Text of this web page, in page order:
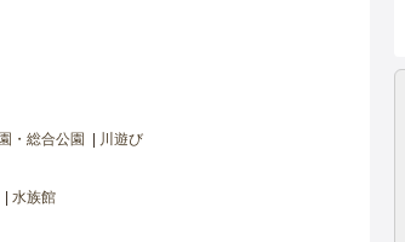
・総合公園 川遊び
水族館